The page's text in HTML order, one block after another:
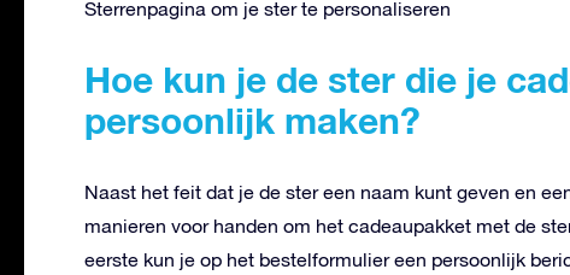
Sterrenpagina om je ster te personaliseren
Hoe kun je de ster die je
persoonlijk maken?
Naast het feit dat je de ster een naam kunt geven en
manieren voor handen om het cadeaupakket met de
eerste kun je op het bestelformulier een persoonlijk